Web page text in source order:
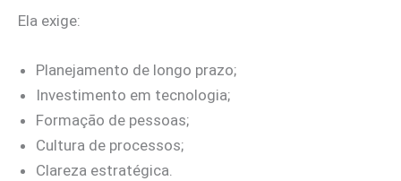
Ela exige:
Planejamento de longo prazo;
Investimento em tecnologia;
Formação de pessoas;
Cultura de processos;
Clareza estratégica.